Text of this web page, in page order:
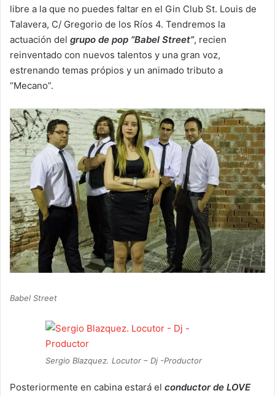
libre a la que no puedes faltar en el Gin Club St. Louis de
Talavera, C/ Gregorio de los Ríos 4. Tendremos la
actuación del grupo de pop “Babel Street”, recien
reinventado con nuevos talentos y una gran voz,
estrenando temas própios y un animado tributo a
“Mecano”.
Babel Street
Sergio Blazquez. Locutor – Dj -Productor
Posteriormente en cabina estará el conductor de LOVE